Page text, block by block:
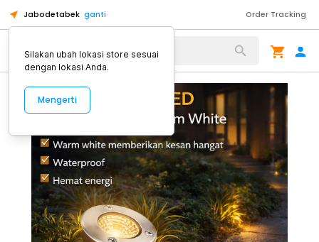
Jabodetabek ganti Order Tracking
Alat Kopi
Silakan ubah lokasi store sesuai
dengan lokasi Anda.
Mengerti